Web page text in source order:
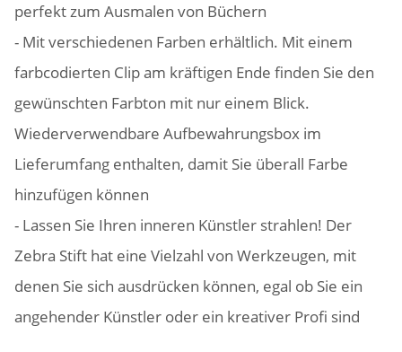
perfekt zum Ausmalen von Büchern
- Mit verschiedenen Farben erhältlich. Mit einem
farbcodierten Clip am kräftigen Ende finden Sie den
gewünschten Farbton mit nur einem Blick.
Wiederverwendbare Aufbewahrungsbox im
Lieferumfang enthalten, damit Sie überall Farbe
hinzufügen können
- Lassen Sie Ihren inneren Künstler strahlen! Der
Zebra Stift hat eine Vielzahl von Werkzeugen, mit
denen Sie sich ausdrücken können, egal ob Sie ein
angehender Künstler oder ein kreativer Profi sind